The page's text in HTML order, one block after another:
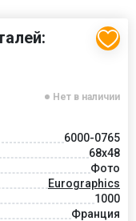
Нет в наличии
6000-0765
68x48
Фото
Eurographics
1000
Франция